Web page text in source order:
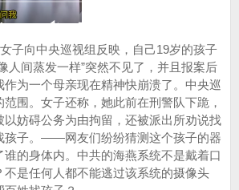
子向中央巡视组反映，自己19岁的孩子
人间蒸发一样”突然不见了，并且报案后
为一个母亲现在精神快崩溃了。中央巡
围。女子还称，她此前在刑警队下跪，
以妨碍公务为由拘留，还被派出所劝说找
孩子。——网友们纷纷猜测这个孩子的器
的身体内。中共的海燕系统不是戴着口
不是任何人都不能逃过该系统的摄像头